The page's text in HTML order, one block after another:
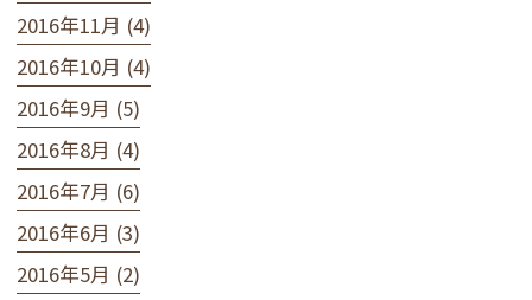
2016年11月 (4)
2016年10月 (4)
2016年9月 (5)
2016年8月 (4)
2016年7月 (6)
2016年6月 (3)
2016年5月 (2)